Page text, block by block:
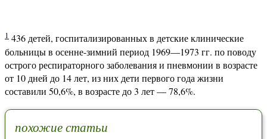
1 436 детей, госпитализированных в детские клинические
больницы в осенне-зимний период 1969—1973 гг. по поводу
острого респираторного заболевания и пневмонии в возрасте
от 10 дней до 14 лет, из них дети первого года жизни
составили 50,6%, в возрасте до 3 лет — 78,6%.
похожие статьи